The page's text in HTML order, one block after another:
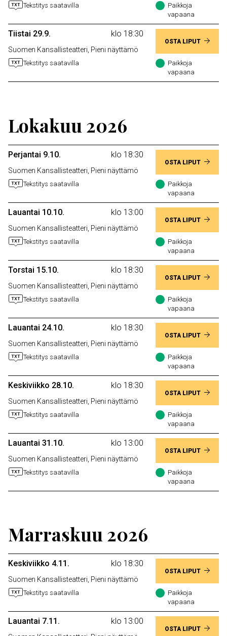
Tekstitys saatavilla
Paikkoja
vapaana
Tiistai 29.9. klo 18:30
Suomen Kansallisteatteri, Pieni näyttämö
Tekstitys saatavilla
OSTA LIPUT
Paikkoja
vapaana
Lokakuu 2026
Perjantai 9.10. klo 18:30
Suomen Kansallisteatteri, Pieni näyttämö
Tekstitys saatavilla
OSTA LIPUT
Paikkoja
vapaana
Lauantai 10.10. klo 13:00
Suomen Kansallisteatteri, Pieni näyttämö
Tekstitys saatavilla
OSTA LIPUT
Paikkoja
vapaana
Torstai 15.10. klo 18:30
Suomen Kansallisteatteri, Pieni näyttämö
Tekstitys saatavilla
OSTA LIPUT
Paikkoja
vapaana
Lauantai 24.10. klo 18:30
Suomen Kansallisteatteri, Pieni näyttämö
Tekstitys saatavilla
OSTA LIPUT
Paikkoja
vapaana
Keskiviikko 28.10. klo 18:30
Suomen Kansallisteatteri, Pieni näyttämö
Tekstitys saatavilla
OSTA LIPUT
Paikkoja
vapaana
Lauantai 31.10. klo 13:00
Suomen Kansallisteatteri, Pieni näyttämö
Tekstitys saatavilla
OSTA LIPUT
Paikkoja
vapaana
Marraskuu 2026
Keskiviikko 4.11. klo 18:30
Suomen Kansallisteatteri, Pieni näyttämö
Tekstitys saatavilla
OSTA LIPUT
Paikkoja
vapaana
Lauantai 7.11. klo 13:00
OSTA LIPUT